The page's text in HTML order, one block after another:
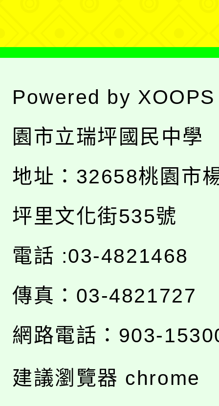
Powered by XOOPS
園市立瑞坪國民中學
地址： 32658桃園市
坪里文化街535號
電話 :03-4821468
傳真：03-4821727
網路電話：903-
建議瀏覽器 chrome